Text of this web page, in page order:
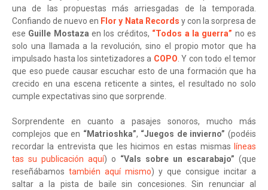
una de las propuestas más arriesgadas de la temporada.
Confiando de nuevo en Flor y Nata Records y con la sorpresa de
ese Guille Mostaza en los créditos, “Todos a la guerra” no es
solo una llamada a la revolución, sino el propio motor que ha
impulsado hasta los sintetizadores a COPO. Y con todo el temor
que eso puede causar escuchar esto de una formación que ha
crecido en una escena reticente a sintes, el resultado no solo
cumple expectativas sino que sorprende.
Sorprendente en cuanto a pasajes sonoros, mucho más
complejos que en “Matrioshka”, “Juegos de invierno” (podéis
recordar la entrevista que les hicimos en estas mismas líneas
tas su publicación aquí) o “Vals sobre un escarabajo” (que
reseñábamos también aquí mismo) y que consigue incitar a
saltar a la pista de baile sin concesiones. Sin renunciar al